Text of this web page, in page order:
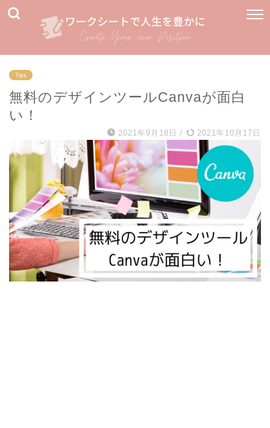
Tips
無料のデザインツールCanvaが面白
い！
2021年9月18日 / 2021年10月17日